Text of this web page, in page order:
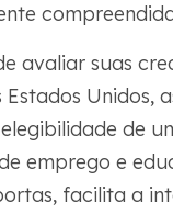
avaliar suas
Estados Unidos,
de
emprego e
facilita a